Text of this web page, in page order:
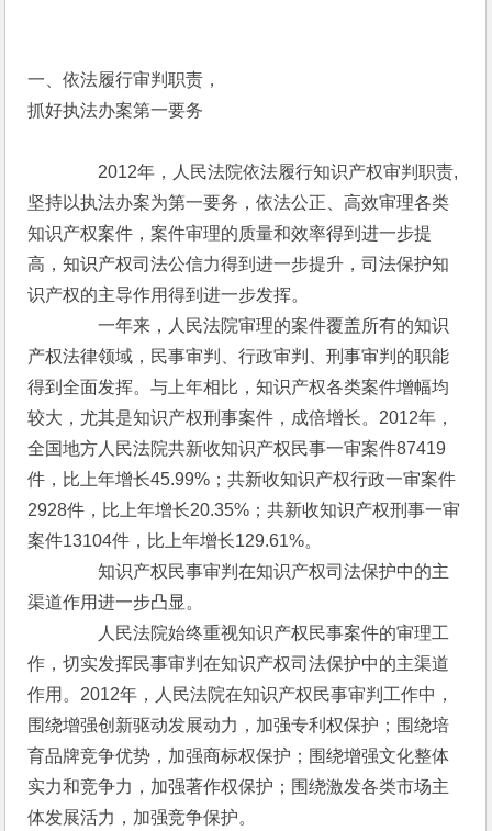
一、依法履行审判职责，
抓好执法办案第一要务
2012年，人民法院依法履行知识产权审判职责,
坚持以执法办案为第一要务，依法公正、高效审理各类
知识产权案件，案件审理的质量和效率得到进一步提
高，知识产权司法公信力得到进一步提升，司法保护知
识产权的主导作用得到进一步发挥。
一年来，人民法院审理的案件覆盖所有的知识
产权法律领域，民事审判、行政审判、刑事审判的职能
得到全面发挥。与上年相比，知识产权各类案件增幅均
较大，尤其是知识产权刑事案件，成倍增长。2012年，
全国地方人民法院共新收知识产权民事一审案件87419
件，比上年增长45.99%；共新收知识产权行政一审案件
2928件，比上年增长20.35%；共新收知识产权刑事一审
案件13104件，比上年增长129.61%。
知识产权民事审判在知识产权司法保护中的主
渠道作用进一步凸显。
人民法院始终重视知识产权民事案件的审理工
作，切实发挥民事审判在知识产权司法保护中的主渠道
作用。2012年，人民法院在知识产权民事审判工作中，
围绕增强创新驱动发展动力，加强专利权保护；围绕培
育品牌竞争优势，加强商标权保护；围绕增强文化整体
实力和竞争力，加强著作权保护；围绕激发各类市场主
体发展活力，加强竞争保护。